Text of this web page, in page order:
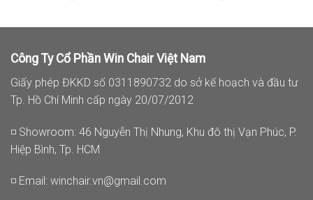
Công Ty Cổ Phần Win Chair Việt Nam
Giấy phép ĐKKD số 0311890732 do sở kế hoạch và đầu tư
Tp. Hồ Chí Minh cấp ngày 20/07/2012
◽ Showroom: 46 Nguyễn Thị Nhung, Khu đô thị Vạn Phúc, P.
Hiệp Bình, Tp. HCM
◽ Email: winchair.vn@gmail.com